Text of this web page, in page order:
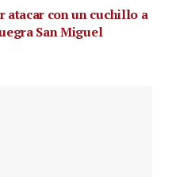
atacar con un cuchillo a
San Miguel